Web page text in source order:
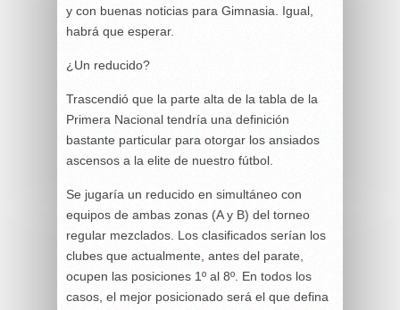
y con buenas noticias para Gimnasia. Igual,
habrá que esperar.
¿Un reducido?
Trascendió que la parte alta de la tabla de la
Primera Nacional tendría una definición
bastante particular para otorgar los ansiados
ascensos a la elite de nuestro fútbol.
Se jugaría un reducido en simultáneo con
equipos de ambas zonas (A y B) del torneo
regular mezclados. Los clasificados serían los
clubes que actualmente, antes del parate,
ocupen las posiciones 1º al 8º. En todos los
casos, el mejor posicionado será el que defina